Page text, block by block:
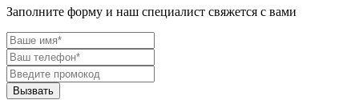
Заполните форму и наш специалист свяжется с вами